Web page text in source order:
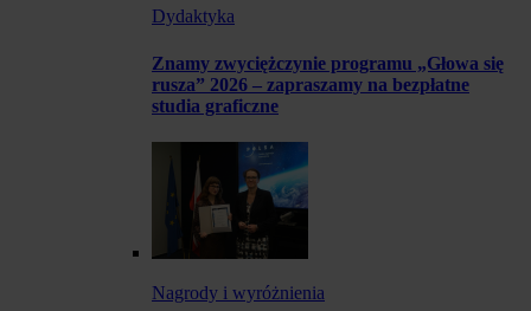
Dydaktyka
Znamy zwyciężczynie programu „Głowa się
rusza” 2026 – zapraszamy na bezpłatne
studia graficzne
Nagrody i wyróżnienia